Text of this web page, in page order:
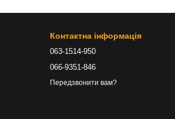
Контактна інформація
063-1514-950
066-9351-846
Передзвонити вам?